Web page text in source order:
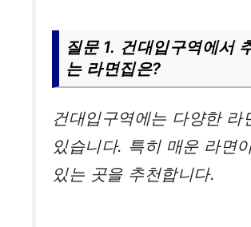
질문 1. 건대입구역에서
는 라면집은?
건대입구역에는 다양한 라
있습니다. 특히 매운 라면
있는 곳을 추천합니다.